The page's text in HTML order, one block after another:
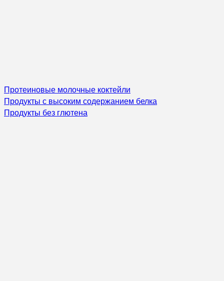
Протеиновые молочные коктейли
Продукты с высоким содержанием белка
Продукты без глютена